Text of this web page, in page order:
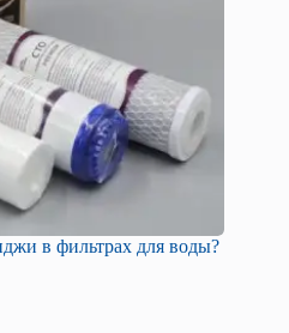
в фильтрах для воды?